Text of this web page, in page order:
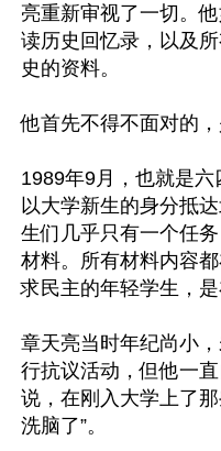
亮重新审视了一切。
读历史回忆录，以及
史的资料。
他首先不得不面对的，
1989年9月，也就是
以大学新生的身分抵
生们几乎只有一个任
材料。所有材料内容
求民主的年轻学生，
章天亮当时年纪尚小
行抗议活动，但他一
说，在刚入大学上了那
洗脑了”。